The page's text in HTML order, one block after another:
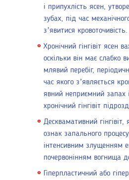
і припухлість ясен,
зубах, під час
з’явитися кровоточивість.
Хронічний гінгівіт ясен
оскільки він має слабко
млявий перебіг,
час якого з’являється
явний неприємний запах
хронічний гінгівіт
Десквамативний
ознак запального
інтенсивним злущенням
почервонінням вогнища
Гіперпластичний або